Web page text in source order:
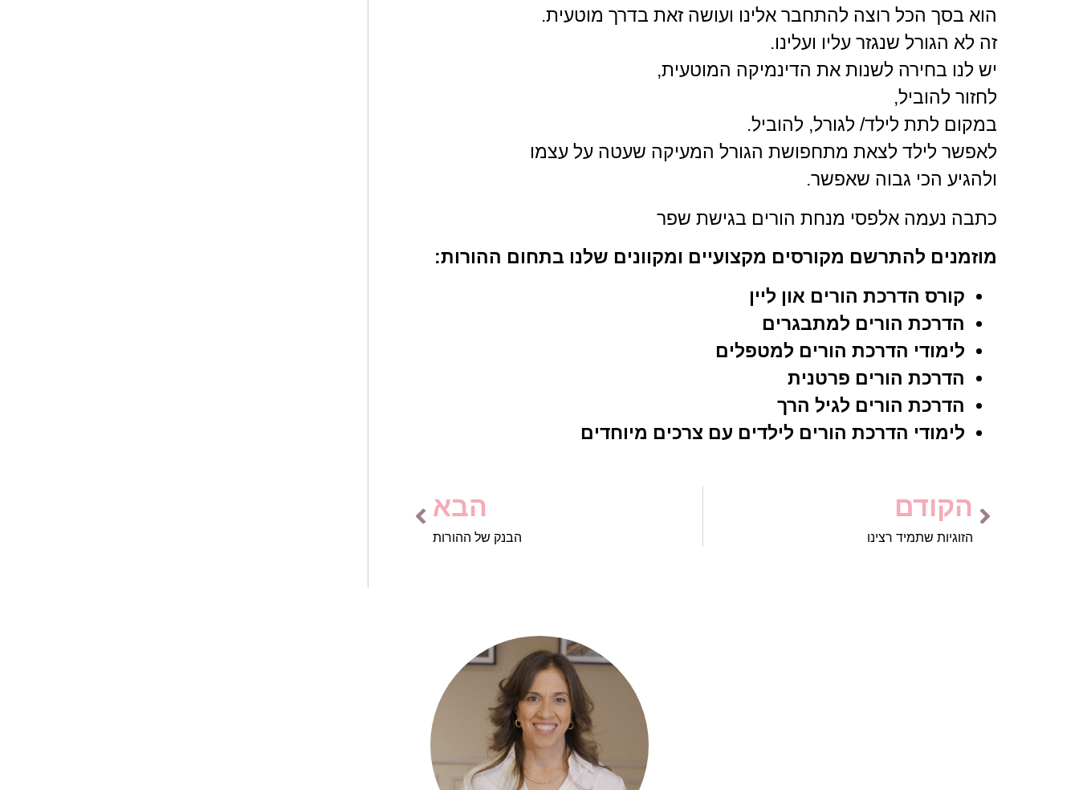
הוא בסך הכל רוצה להתחבר אלינו ועושה זאת בדרך מוטעית.
זה לא הגורל שנגזר עליו ועלינו.
יש לנו בחירה לשנות את הדינמיקה המוטעית,
לחזור להוביל,
במקום לתת לילד/ לגורל, להוביל.
לאפשר לילד לצאת מתחפושת הגורל המעיקה שעטה על עצמו
ולהגיע הכי גבוה שאפשר.
כתבה נעמה אלפסי מנחת הורים בגישת שפר
מוזמנים להתרשם מקורסים מקצועיים ומקוונים שלנו בתחום ההורות:
קורס הדרכת הורים און ליין
הדרכת הורים למתבגרים
לימודי הדרכת הורים למטפלים
הדרכת הורים פרטנית
הדרכת הורים לגיל הרך
לימודי הדרכת הורים לילדים עם צרכים מיוחדים
הקודם
הזוגיות שתמיד רצינו
הבא
הבנק של ההורות